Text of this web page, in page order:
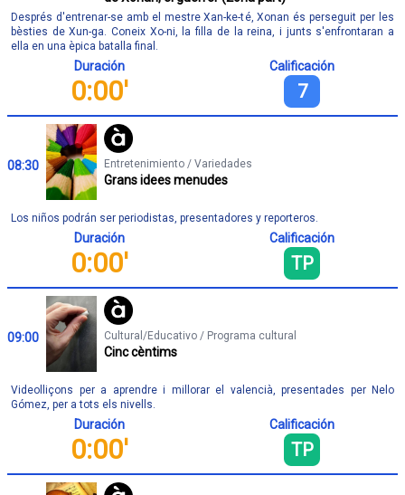
Després d'entrenar-se amb el mestre Xan-ke-té, Xonan és perseguit per les
bèsties de Xun-ga. Coneix Xo-ni, la filla de la reina, i junts s'enfrontaran a
ella en una èpica batalla final.
Duración
0:00'
Calificación
7
08:30 Entretenimiento / Variedades
Grans idees menudes
Los niños podrán ser periodistas, presentadores y reporteros.
Duración
0:00'
Calificación
TP
09:00 Cultural/Educativo / Programa cultural
Cinc cèntims
Videolliçons per a aprendre i millorar el valencià, presentades per Nelo
Gómez, per a tots els nivells.
Duración
0:00'
Calificación
TP